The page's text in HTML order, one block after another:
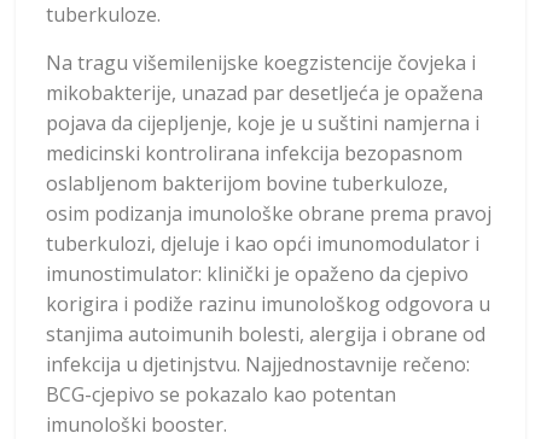
tuberkuloze.
Na tragu višemilenijske koegzistencije čovjeka i
mikobakterije, unazad par desetljeća je opažena
pojava da cijepljenje, koje je u suštini namjerna i
medicinski kontrolirana infekcija bezopasnom
oslabljenom bakterijom bovine tuberkuloze,
osim podizanja imunološke obrane prema pravoj
tuberkulozi, djeluje i kao opći imunomodulator i
imunostimulator: klinički je opaženo da cjepivo
korigira i podiže razinu imunološkog odgovora u
stanjima autoimunih bolesti, alergija i obrane od
infekcija u djetinjstvu. Najjednostavnije rečeno:
BCG-cjepivo se pokazalo kao potentan
imunološki booster.